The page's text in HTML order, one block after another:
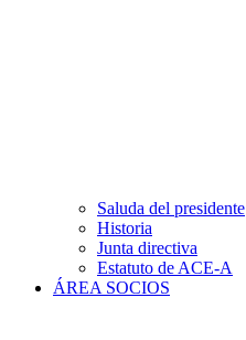
Saluda del presidente
Historia
Junta directiva
Estatuto de ACE-A
ÁREA SOCIOS